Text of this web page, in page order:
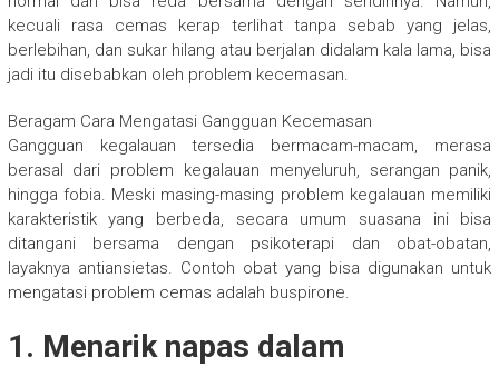
kecuali rasa cemas kerap terlihat tanpa sebab yang jelas,
berlebihan, dan sukar hilang atau berjalan didalam kala lama, bisa
jadi itu disebabkan oleh problem kecemasan.
Beragam Cara Mengatasi Gangguan Kecemasan
Gangguan kegalauan tersedia bermacam-macam, merasa
berasal dari problem kegalauan menyeluruh, serangan panik,
hingga fobia. Meski masing-masing problem kegalauan memiliki
karakteristik yang berbeda, secara umum suasana ini bisa
ditangani bersama dengan psikoterapi dan obat-obatan,
layaknya antiansietas. Contoh obat yang bisa digunakan untuk
mengatasi problem cemas adalah buspirone.
1. Menarik napas dalam